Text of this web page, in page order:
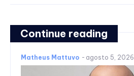
Continue reading
Matheus Mattuvo - agosto 5, 2026